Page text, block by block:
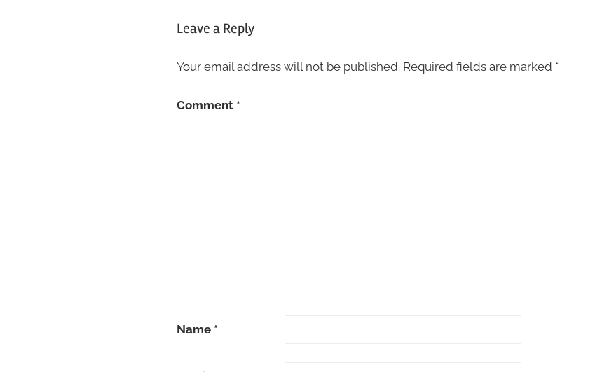
Leave a Reply
Your email address will not be published. Required fields are marked *
Comment *
Name *